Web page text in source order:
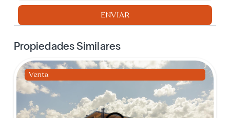
ENVIAR
Propiedades Similares
Venta